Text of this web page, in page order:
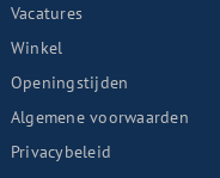
Vacatures
Winkel
Openingstijden
Algemene voorwaarden
Privacybeleid